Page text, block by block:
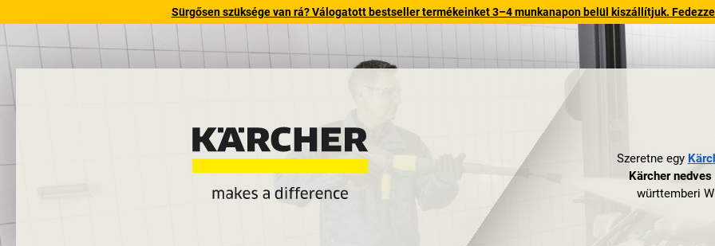
Sürgősen szüksége van rá? Válogatott bestseller termékeinket 3–4 munkanapon belül kiszállítjuk.
Szeretne egy
Kärcher
württemberi
hatékony és